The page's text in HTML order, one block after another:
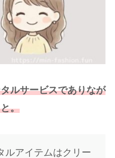
ルサービスでありなが
。
ルアイテムはクリー